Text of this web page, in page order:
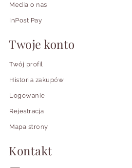
Media o nas
InPost Pay
Twoje konto
Twój profil
Historia zakupów
Logowanie
Rejestracja
Mapa strony
Kontakt